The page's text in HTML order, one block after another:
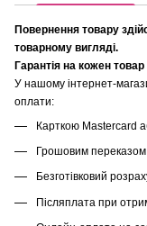
Повернення товару
товарному вигляді.
Гарантія на кожен
У нашому інтернет-
оплати:
Карткою Mastercard
Грошовим переказом
Безготівковий
Післяплата при